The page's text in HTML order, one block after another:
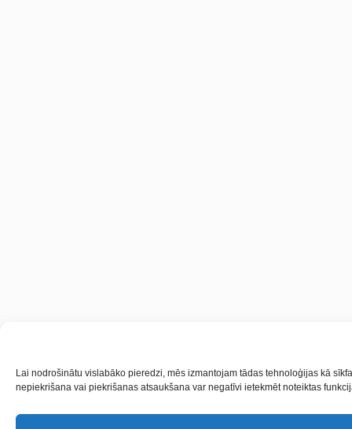
Lai nodrošinātu vislabāko pieredzi, mēs izmantojam tādas tehnoloģijas kā
nepiekrišana vai piekrišanas atsaukšana var negatīvi ietekmēt noteiktas